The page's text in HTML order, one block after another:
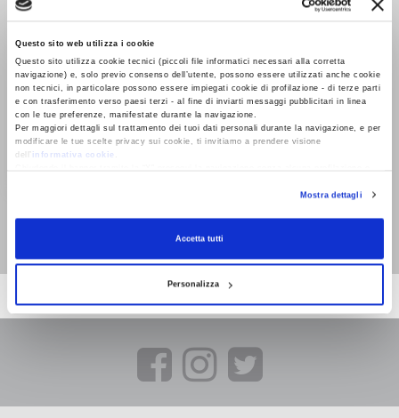
Questo sito web utilizza i cookie
Questo sito utilizza cookie tecnici (piccoli file informatici necessari alla corretta
navigazione) e, solo previo consenso dell’utente, possono essere utilizzati anche cookie
non tecnici, in particolare possono essere impiegati cookie di profilazione - di terze parti
e con trasferimento verso paesi terzi - al fine di inviarti messaggi pubblicitari in linea
con le tue preferenze, manifestate durante la navigazione.
Per maggiori dettagli sul trattamento dei tuoi dati personali durante la navigazione, e per
modificare le tue scelte privacy sui cookie, ti invitiamo a prendere visione
dell’
informativa cookie
RevocaMostra dettagli
Accetta tutti
Personalizza